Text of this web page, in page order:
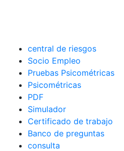
central de riesgos
Socio Empleo
Pruebas Psicométricas
Psicométricas
PDF
Simulador
Certificado de trabajo
Banco de preguntas
consulta